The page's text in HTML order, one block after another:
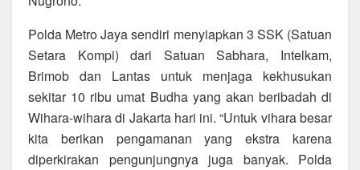
Polda Metro Jaya sendiri menyiapkan 3 SSK (Satuan
Setara Kompi) dari Satuan Sabhara, Intelkam,
Brimob dan Lantas untuk menjaga kekhusukan
sekitar 10 ribu umat Budha yang akan beribadah di
Wihara-wihara di Jakarta hari ini. “Untuk vihara besar
kita berikan pengamanan yang ekstra karena
diperkirakan pengunjungnya juga banyak. Polda